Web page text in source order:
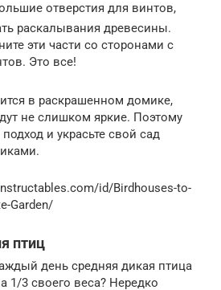
отверстия для винтов,
раскалывания древесины.
эти части со сторонами с
Это все!
в раскрашенном домике,
не слишком яркие. Поэтому
и украсьте свой сад
id/Birdhouses-to-
Garden/
птиц
день средняя дикая птица
1/3 своего веса? Нередко